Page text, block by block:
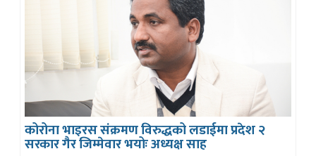
कोरोना भाइरस संक्रमण विरुद्धको लडाईमा प्रदेश २
सरकार गैर जिम्मेवार भयोः अध्यक्ष साह